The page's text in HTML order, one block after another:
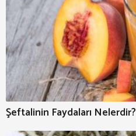
Şeftalinin Faydaları Nelerdir?